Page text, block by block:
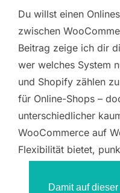
Du willst einen
zwischen
Beitrag zeige ich dir
wer welches System
und Shopify zählen
für Online-Shops –
unterschiedlicher
WooCommerce auf
Flexibilität bietet,
Damit auf